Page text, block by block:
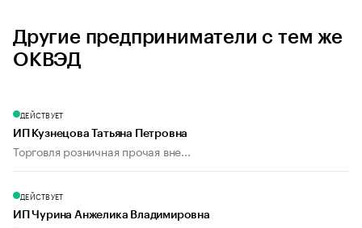
Другие предприниматели с тем же
ОКВЭД
ДЕЙСТВУЕТ
ИП Кузнецова Татьяна Петровна
Торговля розничная прочая вне...
ДЕЙСТВУЕТ
ИП Чурина Анжелика Владимировна